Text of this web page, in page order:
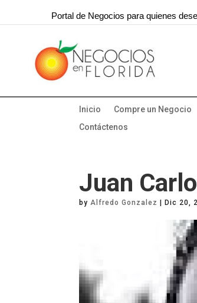
Portal de Negocios para quienes
Inicio Compre un Negocio
Contáctenos
Juan
byAlfredo Gonzalez Dic 20,